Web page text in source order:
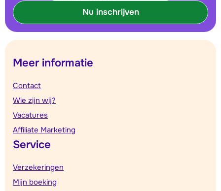
Nu inschrijven
Meer informatie
Contact
Wie zijn wij?
Vacatures
Affiliate Marketing
Service
Verzekeringen
Mijn boeking